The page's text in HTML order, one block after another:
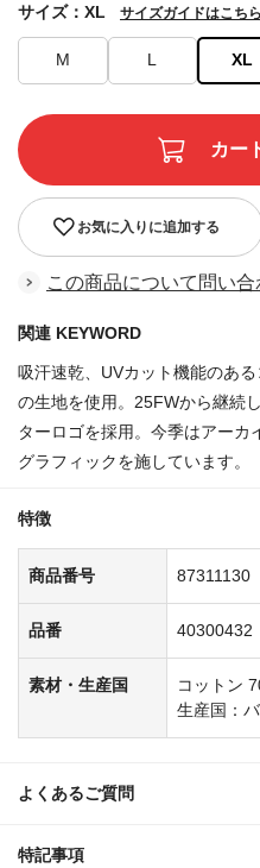
M L XL
サイズ：XL サイズガイドはこちら
お気に入りに追加する
この商品について問い合
関連 KEYWORD
吸汗速乾、UVカット機能のあ
の生地を使用。25FWから継続
ターロゴを採用。今季はアー
グラフィックを施しています。
特徴
商品番号 87311130
品番 40300432
素材・生産国
コットン
生産国：
よくあるご質問
特記事項